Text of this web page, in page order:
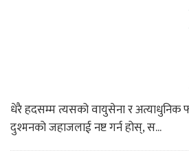
धेरै हदसम्म त्यसको वायुसेना र अत्याधुनिक
दुश्मनको जहाजलाई नष्ट गर्न होस्, स...